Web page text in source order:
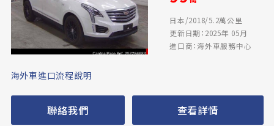
日本/2018/5.2萬公里
更新日期：2025年 05月
進口商：海外車服務中心
海外車進口流程說明
聯絡我們 查看詳情